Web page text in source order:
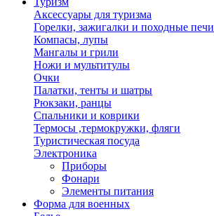
Аксессуары для туризма
Горелки, зажигалки и походные печи
Компасы, лупы
Мангалы и грили
Ножи и мультитулы
Очки
Палатки, тенты и шатры
Рюкзаки, ранцы
Спальники и коврики
Термосы ,термокружки, фляги
Туристическая посуда
Электроника
Приборы
Фонари
Элементы питания
Форма для военных